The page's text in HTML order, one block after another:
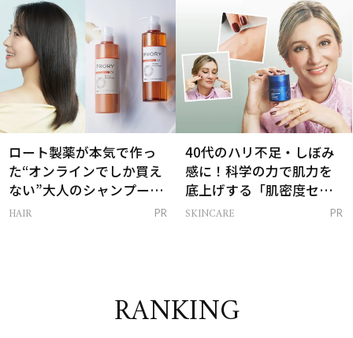
ロート製薬が本気で作っ
た“オンラインでしか買え
ない”大人のシャンプー＆
トリートメントって？
HAIR PR
40代のハリ不足・しぼみ
感に！科学の力で肌力を
底上げする「肌密度セラ
ム」
SKINCARE PR
RANKING